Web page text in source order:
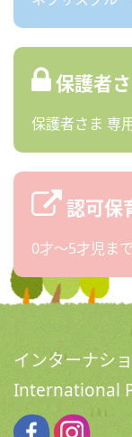
保護者
保護者さま 専
認可保
0才〜5才児ま
インターナシ
International